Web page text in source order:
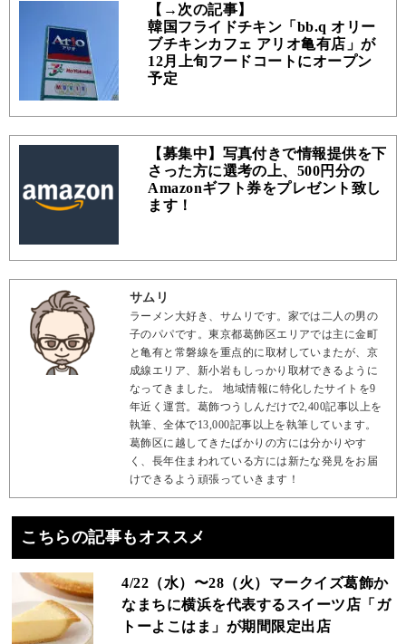
【→次の記事】
韓国フライドチキン「bb.q オリー
ブチキンカフェ アリオ亀有店」が
12月上旬フードコートにオープン
予定
【募集中】写真付きで情報提供を下
さった方に選考の上、500円分の
Amazonギフト券をプレゼント致し
ます！
サムリ
ラーメン大好き、サムリです。家では二人の男の
子のパパです。東京都葛飾区エリアでは主に金町
と亀有と常磐線を重点的に取材していまたが、京
成線エリア、新小岩もしっかり取材できるように
なってきました。 地域情報に特化したサイトを9
年近く運営。葛飾つうしんだけで2,400記事以上を
執筆、全体で13,000記事以上を執筆しています。
葛飾区に越してきたばかりの方には分かりやす
く、長年住まわれている方には新たな発見をお届
けできるよう頑張っていきます！
こちらの記事もオススメ
4/22（水）〜28（火）マークイズ葛飾か
なまちに横浜を代表するスイーツ店「ガ
トーよこはま」が期間限定出店